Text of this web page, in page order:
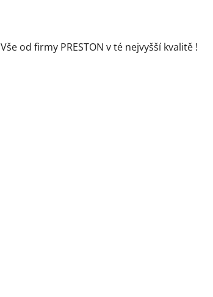
Vše od firmy PRESTON v té nejvyšší kvalitě !